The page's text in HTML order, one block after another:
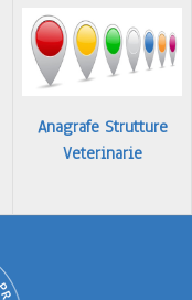
Anagrafe Strutture
Veterinarie